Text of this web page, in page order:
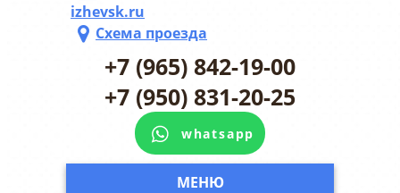
izhevsk.ru
Схема проезда
+7 (965) 842-19-00
+7 (950) 831-20-25
whatsapp
МЕНЮ